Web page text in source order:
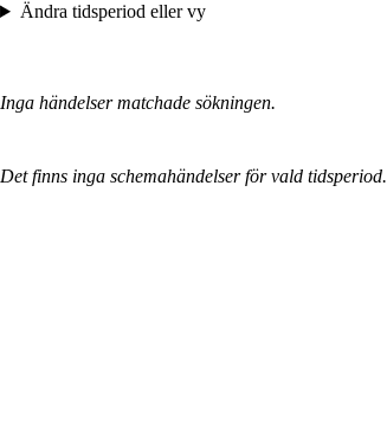
Ändra tidsperiod eller vy
Inga händelser matchade sökningen.
Det finns inga schemahändelser för vald tidsperiod.